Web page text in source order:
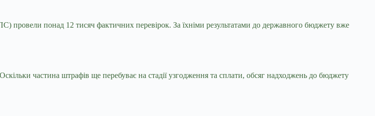
провели понад 12 тисяч фактичних перевірок. За їхніми результатами до державного бюджету вже
частина штрафів ще перебуває на стадії узгодження та сплати, обсяг надходжень до бюджету